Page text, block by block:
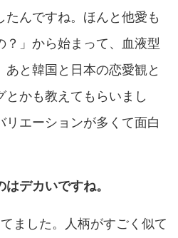
んですね。ほんと他愛も
」から始まって、血液型
と韓国と日本の恋愛観と
かも教えてもらいまし
エーションが多くて面白
デカいですね。
ました。人柄がすごく似て